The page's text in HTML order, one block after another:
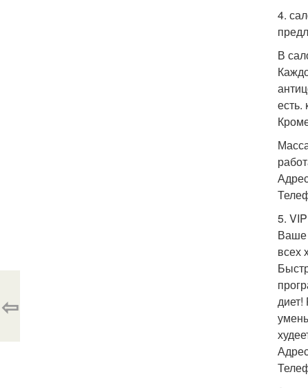
4.
В
есть.
5.
Ваше
всех
диет!
⇦